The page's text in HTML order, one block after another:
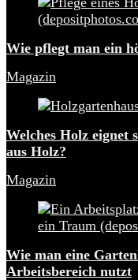
Wie pflegt man ein
Magazin
Welches Holz eignet
aus Holz?
Magazin
Wie man eine
Arbeitsbereich nutzt